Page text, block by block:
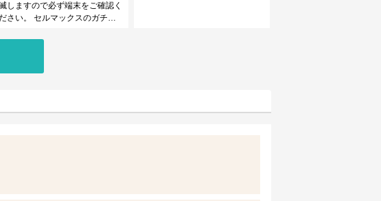
しますので必ず端末をご確認く
さい。 セルマックスのガチャ
凸 ミニ悟空3 🌈 ミニ4悟空ダイ